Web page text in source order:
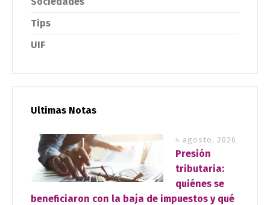
Tips
UIF
Ultimas Notas
4 agosto, 2026
Presión
tributaria:
quiénes se
beneficiaron con la baja de impuestos y qué